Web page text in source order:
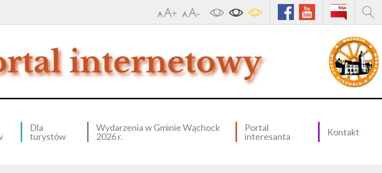
Dla
turystów
Wydarzenia w Gminie Wąchock
2026 r.
Portal
interesanta
Kontakt